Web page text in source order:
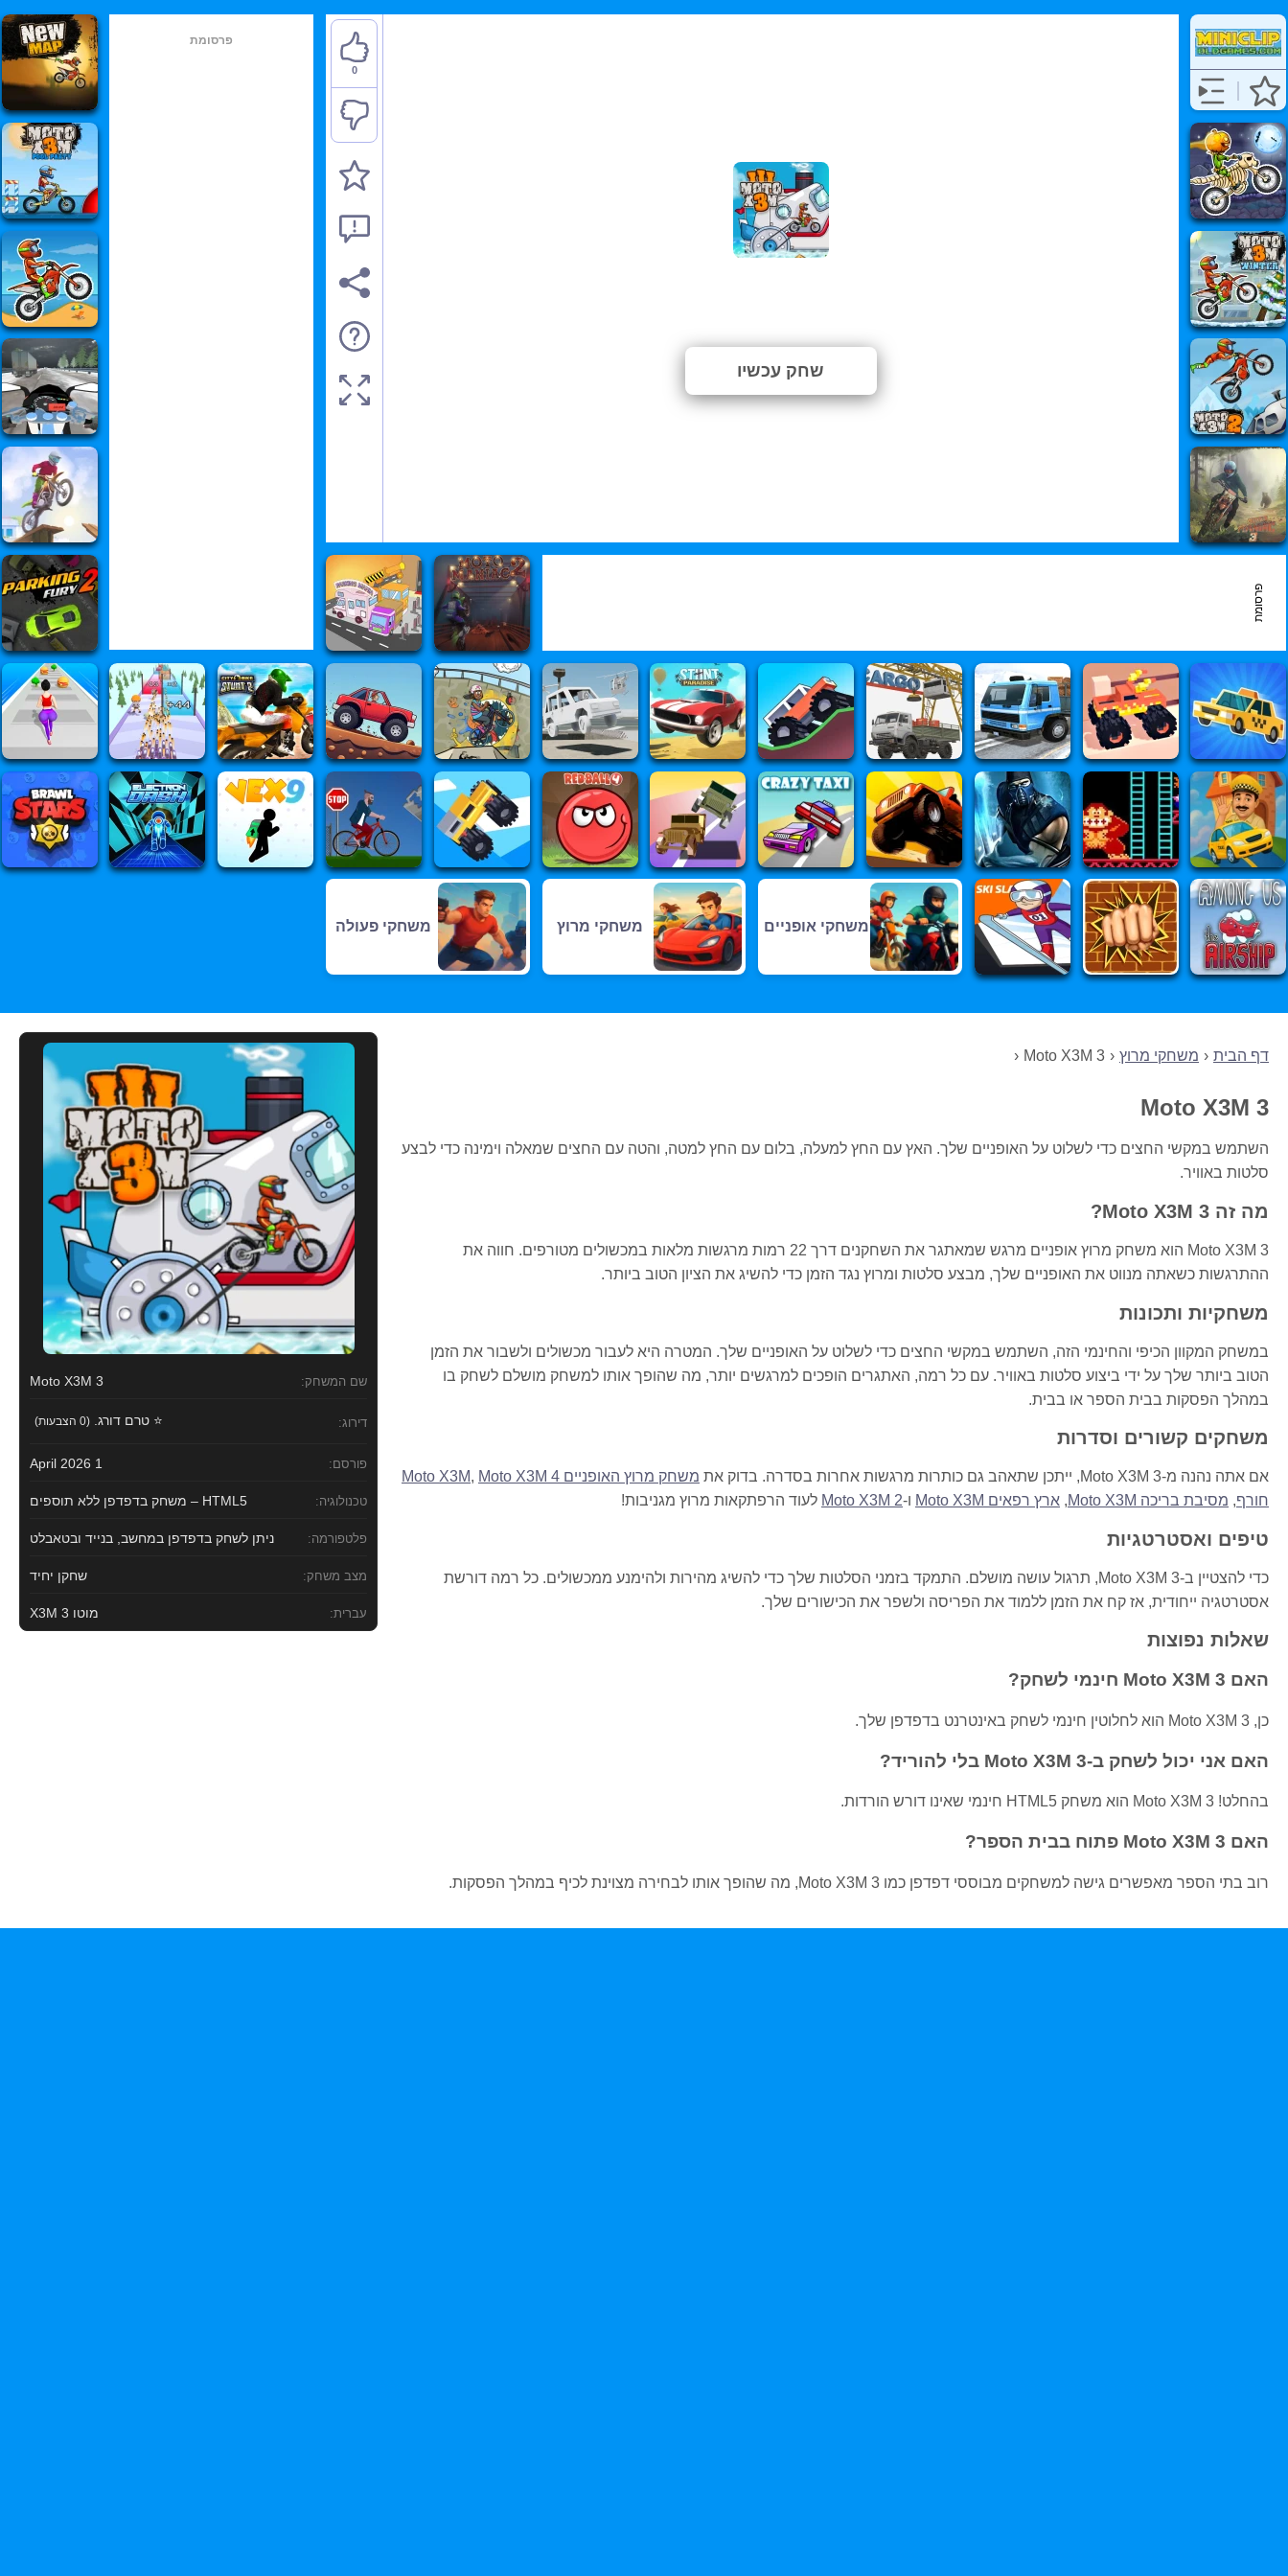
דף הבית משחקי מרוץ Moto X3M 3
Moto X3M 3
השתמש במקשי החצים כדי לשלוט על האופניים שלך. האץ עם החץ למעלה, בלום עם החץ למטה, והטה עם החצים שמאלה וימינה כדי לבצע
סלטות באוויר.
מה זה Moto X3M 3?
Moto X3M 3 הוא משחק מרוץ אופניים מרגש שמאתגר את השחקנים דרך 22 רמות מרגשות מלאות במכשולים מטורפים. חווה את
ההתרגשות כשאתה מנווט את האופניים שלך, מבצע סלטות ומרוץ נגד הזמן כדי להשיג את הציון הטוב ביותר.
משחקיות ותכונות
במשחק המקוון הכיפי והחינמי הזה, השתמש במקשי החצים כדי לשלוט על האופניים שלך. המטרה היא לעבור מכשולים ולשבור את הזמן
הטוב ביותר שלך על ידי ביצוע סלטות באוויר. עם כל רמה, האתגרים הופכים למרגשים יותר, מה שהופך אותו למשחק מושלם לשחק בו
במהלך הפסקות בבית הספר או בבית.
משחקים קשורים וסדרות
אם אתה נהנה מ-Moto X3M 3, ייתכן שתאהב גם כותרות מרגשות אחרות בסדרה. בדוק את משחק מרוץ האופניים Moto X3M , Moto X3M 4
חורף, מסיבת בריכה Moto X3M , ארץ רפאים Moto X3M ו-Moto X3M 2 לעוד הרפתקאות מרוץ מגניבות!
טיפים ואסטרטגיות
כדי להצטיין ב-Moto X3M 3, תרגול עושה מושלם. התמקד בזמני הסלטות שלך כדי להשיג מהירות ולהימנע ממכשולים. כל רמה דורשת
אסטרטגיה ייחודית, אז קח את הזמן ללמוד את הפריסה ולשפר את הכישורים שלך.
שאלות נפוצות
האם Moto X3M 3 חינמי לשחק?
כן, Moto X3M 3 הוא לחלוטין חינמי לשחק באינטרנט בדפדפן שלך.
האם אני יכול לשחק ב-Moto X3M 3 בלי להוריד?
בהחלט! Moto X3M 3 הוא משחק HTML5 חינמי שאינו דורש הורדות.
האם Moto X3M 3 פתוח בבית הספר?
רוב בתי הספר מאפשרים גישה למשחקים מבוססי דפדפן כמו Moto X3M 3, מה שהופך אותו לבחירה מצוינת לכיף במהלך הפסקות.
שם המשחק: Moto X3M 3
דירוג: ⭐ טרם דורג. (0 הצבעות)
פורסם: 1 April 2026
טכנולוגיה: HTML5 – משחק בדפדפן ללא תוספים
פלטפורמה: ניתן לשחק בדפדפן במחשב, בנייד ובטאבלט
מצב משחק: שחקן יחיד
עברית: מוטו X3M 3
שחק עכשיו
0
פרסומת
פרסומת
משחקי אופניים משחקי מרוץ משחקי פעולה